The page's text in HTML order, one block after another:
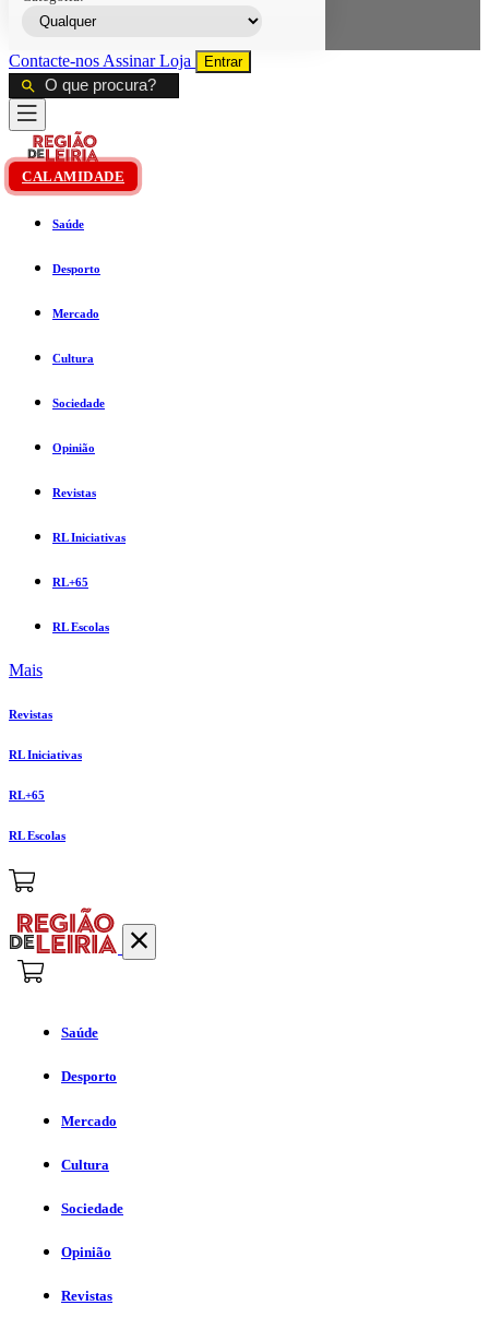
Contacte-nos AssinarLoja Entrar
CALAMIDADE
Saúde
Desporto
Mercado
Cultura
Sociedade
Opinião
Revistas
RL Iniciativas
RL+65
RL Escolas
Mais
Revistas
RL Iniciativas
RL+65
RL Escolas
Saúde
Desporto
Mercado
Cultura
Sociedade
Opinião
Revistas